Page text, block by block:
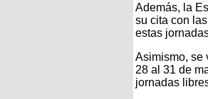
Además, la
su cita con
estas
Asimismo, se
28 al 31 de
jornadas